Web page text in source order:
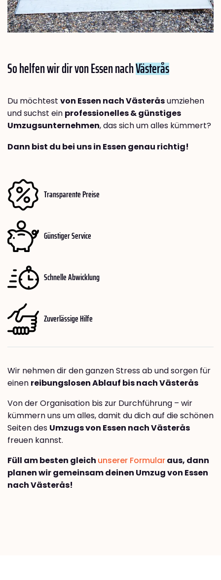
So helfen wir dir von Essen nachVästerås
Du möchtest von Essen nach Västeråsumziehen
und suchst ein professionelles & günstiges
Umzugsunternehmen, das sich um alles kümmert?
Dann bist du bei uns in Essen genau richtig!
Transparente Preise
Günstiger Service
Schnelle Abwicklung
Zuverlässige Hilfe
Wir nehmen dir den ganzen Stress ab und sorgen für
einen reibungslosen Ablauf bis nach Västerås
Von der Organisation bis zur Durchführung – wir
kümmern uns um alles, damit du dich auf die schönen
Seiten des Umzugs von Essen nach Västerås
freuen kannst.
Füll am besten gleich unserer Formularaus, dann
planen wir gemeinsam deinen Umzug von Essen
nach Västerås!